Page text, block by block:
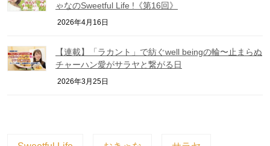
ゃなのSweetful Life !《第16回》
2026年4月16日
【連載】「ラカント」で紡ぐwell beingの輪〜止まらぬ
チャーハン愛がサラヤと繋がる日
2026年3月25日